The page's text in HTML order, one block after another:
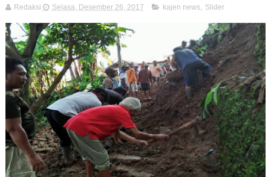
Redaksi Selasa, Desember 26, 2017 kajen news, Slider